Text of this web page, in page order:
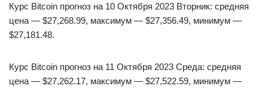
Курс Bitcoin прогноз на 10 Октября 2023 Вторник: средняя
цена — $27,268.99, максимум — $27,356.49, минимум —
$27,181.48.
Курс Bitcoin прогноз на 11 Октября 2023 Среда: средняя
цена — $27,262.17, максимум — $27,522.59, минимум —